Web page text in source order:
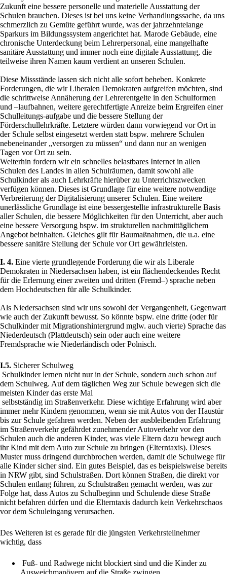
Zukunft eine bessere personelle und materielle Ausstattung der
Schulen brauchen. Dieses ist bei uns keine Verhandlungssache, da uns
schmerzlich zu Gemüte geführt wurde, was der jahrzehntelange
Sparkurs im Bildungssystem angerichtet hat. Marode Gebäude, eine
chronische Unterdeckung beim Lehrerpersonal, eine mangelhafte
sanitäre Ausstattung und immer noch eine digitale Ausstattung, die
teilweise ihren Namen kaum verdient an unseren Schulen.
Diese Missstände lassen sich nicht alle sofort beheben. Konkrete
Forderungen, die wir Liberalen Demokraten aufgreifen möchten, sind
die schrittweise Annäherung der Lehrerentgelte in den Schulformen
und –laufbahnen, weitere gerechtfertigte Anreize beim Ergreifen einer
Schulleitungs-aufgabe und die bessere Stellung der
Förderschullehrkräfte. Letztere würden dann vorwiegend vor Ort in
der Schule selbst eingesetzt werden statt bspw. mehrere Schulen
nebeneinander „versorgen zu müssen“ und dann nur an wenigen
Tagen vor Ort zu sein.
Weiterhin fordern wir ein schnelles belastbares Internet in allen
Schulen des Landes in allen Schulräumen, damit sowohl alle
Schulkinder als auch Lehrkräfte hierüber zu Unterrichtszwecken
verfügen können. Dieses ist Grundlage für eine weitere notwendige
Verbreiterung der Digitalisierung unserer Schulen. Eine weitere
unerlässliche Grundlage ist eine bessergestellte infrastrukturelle Basis
aller Schulen, die bessere Möglichkeiten für den Unterricht, aber auch
eine bessere Versorgung bspw. im strukturellen nachmittäglichem
Angebot beinhalten. Gleiches gilt für Baumaßnahmen, die u.a. eine
bessere sanitäre Stellung der Schule vor Ort gewährleisten.
I. 4. Eine vierte grundlegende Forderung die wir als Liberale
Demokraten in Niedersachsen haben, ist ein flächendeckendes Recht
für die Erlernung einer zweiten und dritten (Fremd–) sprache neben
dem Hochdeutschen für alle Schulkinder.
Als Niedersachsen sind wir uns sowohl der Vergangenheit, Gegenwart
wie auch der Zukunft bewusst. So könnte bspw. eine dritte (oder für
Schulkinder mit Migrationshintergrund mglw. auch vierte) Sprache das
Niederdeutsch (Plattdeutsch) sein oder auch eine weitere
Fremdsprache wie Niederländisch oder Polnisch.
I.5. Sicherer Schulweg
Schulkinder lernen nicht nur in der Schule, sondern auch schon auf
dem Schulweg. Auf dem täglichen Weg zur Schule bewegen sich die
meisten Kinder das erste Mal
selbstständig im Straßenverkehr. Diese wichtige Erfahrung wird aber
immer mehr Kindern genommen, wenn sie mit Autos von der Haustür
bis zur Schule gefahren werden. Neben der ausbleibenden Erfahrung
im Straßenverkehr gefährdet zunehmender Autoverkehr vor den
Schulen auch die anderen Kinder, was viele Eltern dazu bewegt auch
ihr Kind mit dem Auto zur Schule zu bringen (Elterntaxis). Dieses
Muster muss dringend durchbrochen werden, damit die Schulwege für
alle Kinder sicher sind. Ein gutes Beispiel, das es beispielsweise bereits
in NRW gibt, sind Schulstraßen. Dort können Straßen, die direkt vor
Schulen entlang führen, zu Schulstraßen gemacht werden, was zur
Folge hat, dass Autos zu Schulbeginn und Schulende diese Straße
nicht befahren dürfen und die Elterntaxis dadurch kein Verkehrschaos
vor dem Schuleingang verursachen.
Des Weiteren ist es gerade für die jüngsten Verkehrsteilnehmer
wichtig, dass
Fuß- und Radwege nicht blockiert sind und die Kinder zu
Ausweichmanövern auf die Straße zwingen,